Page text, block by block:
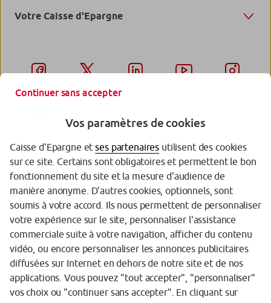
Votre Caisse d'Epargne
Garantie des Dépôts
Protection des données personnelles
Politique cookies
Sécurité
Tarifs
Mentions légales
Continuer sans accepter
Vos paramètres de cookies
Caisse d'Epargne etses partenaires utilisent des cookies
sur ce site. Certains sont obligatoires et permettent le bon
fonctionnement du site et la mesure d'audience de
manière anonyme. D'autres cookies, optionnels, sont
soumis à votre accord. Ils nous permettent de personnaliser
votre expérience sur le site, personnaliser l'assistance
commerciale suite à votre navigation, afficher du contenu
vidéo, ou encore personnaliser les annonces publicitaires
diffusées sur Internet en dehors de notre site et de nos
applications. Vous pouvez "tout accepter", "personnaliser"
vos choix ou "continuer sans accepter". En cliquant sur